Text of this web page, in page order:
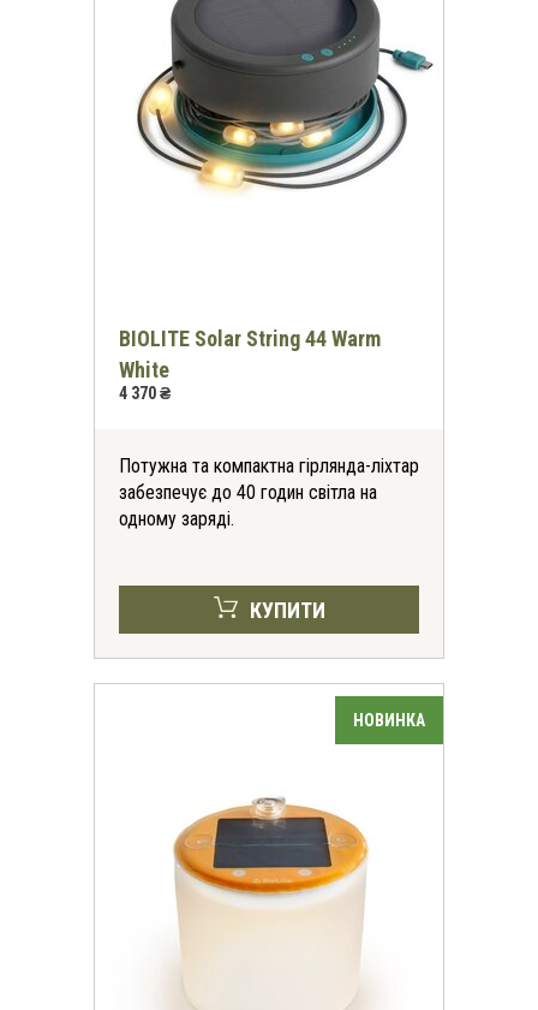
BIOLITE Solar String 44 Warm
White
4 370 ₴
Потужна та компактна гірлянда-ліхтар
забезпечує до 40 годин світла на
одному заряді.
КУПИТИ